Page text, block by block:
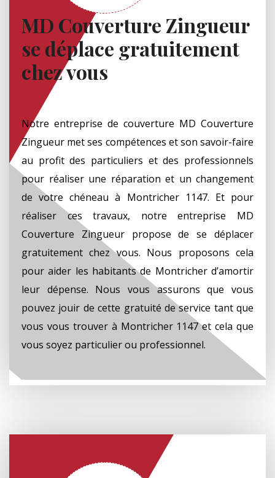
MD Couverture Zingueur
se déplace gratuitement
chez vous
Notre entreprise de couverture MD Couverture
Zingueur met ses compétences et son savoir-faire
au profit des particuliers et des professionnels
pour réaliser une réparation et un changement
de votre chéneau à Montricher 1147. Et pour
réaliser ces travaux, notre entreprise MD
Couverture Zingueur propose de se déplacer
gratuitement chez vous. Nous proposons cela
pour aider les habitants de Montricher d’amortir
leur dépense. Nous vous assurons que vous
pouvez jouir de cette gratuité de service tant que
vous vous trouver à Montricher 1147 et cela que
vous soyez particulier ou professionnel.